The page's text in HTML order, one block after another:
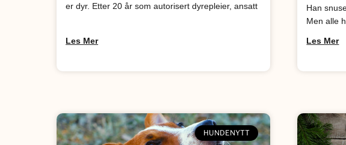
er dyr. Etter 20 år som autorisert dyrepleier, ansatt
Les Mer
Han
Men alle
Les Mer
HUNDENYTT